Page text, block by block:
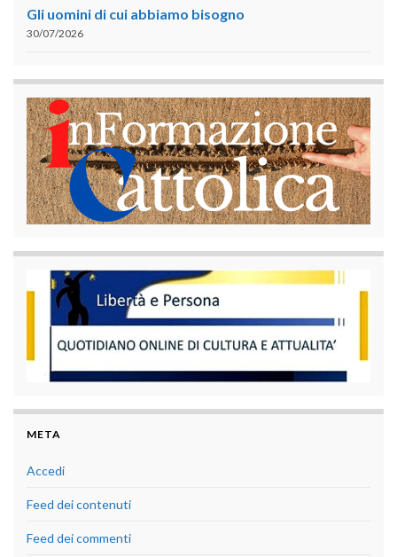
Gli uomini di cui abbiamo bisogno
30/07/2026
META
Accedi
Feed dei contenuti
Feed dei commenti